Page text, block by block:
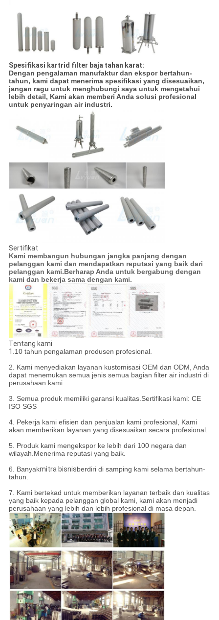
Spesifikasi kartrid filter baja tahan karat:
Dengan pengalaman manufaktur dan ekspor bertahun-
tahun, kami dapat menerima spesifikasi yang disesuaikan,
jangan ragu untuk menghubungi saya untuk mengetahui
lebih detail, Kami akan memberi Anda solusi profesional
untuk penyaringan air industri.
Sertifikat
Kami membangun hubungan jangka panjang dengan
pelanggan kami dan mendapatkan reputasi yang baik dari
pelanggan kami.Berharap Anda untuk bergabung dengan
kami dan bekerja sama dengan kami.
Tentang kami
1 .10 tahun pengalaman produsen profesional.
2. Kami menyediakan layanan kustomisasi OEM dan ODM, Anda
dapat menemukan semua jenis semua bagian filter air industri di
perusahaan kami.
3. Semua produk memiliki garansi kualitas.Sertifikasi kami: CE
ISO SGS
4. Pekerja kami efisien dan penjualan kami profesional, Kami
akan memberikan layanan yang disesuaikan secara profesional.
5. Produk kami mengekspor ke lebih dari 100 negara dan
wilayah.Menerima reputasi yang baik.
6. Banyakmitra bisnisberdiri di samping kami selama bertahun-
tahun.
7. Kami bertekad untuk memberikan layanan terbaik dan kualitas
yang baik kepada pelanggan global kami, kami akan menjadi
perusahaan yang lebih dan lebih profesional di masa depan.